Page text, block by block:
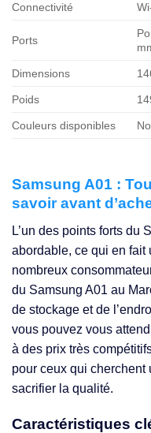
Connectivité
Ports
Dimensions
Poids
Couleurs disponibles
Samsung A01 :
savoir avant
L’un des points forts du
abordable, ce qui en fait
nombreux
du Samsung A01 au
de stockage et de
vous pouvez vous
à des prix très
pour ceux qui
sacrifier la qualité.
Caractéristiques